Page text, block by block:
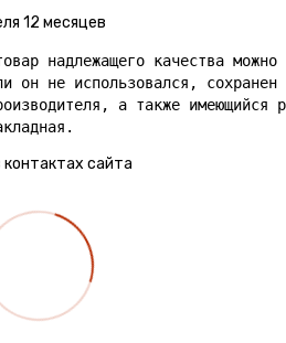
12 месяцев
надлежащего качества
он не использовался,
а также имеющийся
сайта